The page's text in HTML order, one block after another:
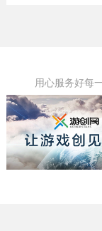
用心服务好每